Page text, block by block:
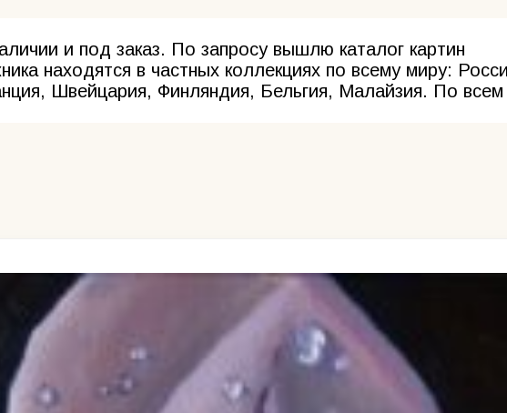
и под заказ. По запросу вышлю каталог картин
находятся в частных коллекциях по всему миру:
Швейцария, Финляндия, Бельгия, Малайзия. По